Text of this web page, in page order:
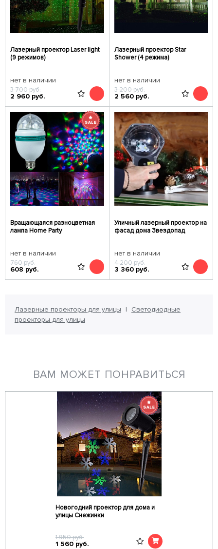
Лазерный проектор Laser light
(9 режимов)
нет в наличии
3 700руб.
2 960 руб.
Лазерный проектор Star
Shower (4 режима)
нет в наличии
3 200руб.
2 560 руб.
Вращающаяся разноцветная
лампа Home Party
нет в наличии
760руб.
608 руб.
Уличный лазерный проектор на
фасад дома Звездопад
нет в наличии
4 200руб.
3 360 руб.
Лазерные проекторы для улицы
Светодиодные
проекторы для улицы
ВАМ МОЖЕТ ПОНРАВИТЬСЯ
Новогодний проектор для дома и
улицы Снежинки
1 950руб.
1 560 руб.